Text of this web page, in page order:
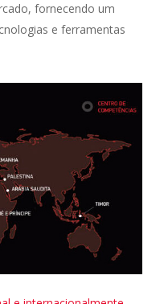
fornecendo um
e ferramentas